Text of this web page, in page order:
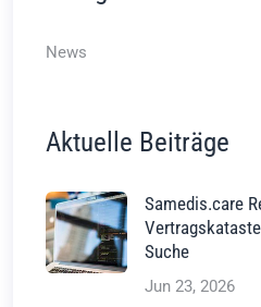
News
Aktuelle Beiträge
Samedis.care
Suche
Jun 23, 2026